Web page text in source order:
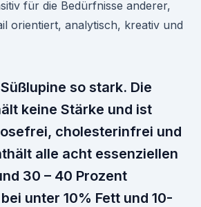
für die Bedürfnisse anderer,
orientiert, analytisch, kreativ und
so stark. Die
keine Stärke und ist
cholesterinfrei und
alle acht essenziellen
30 – 40 Prozent
unter 10% Fett und 10-